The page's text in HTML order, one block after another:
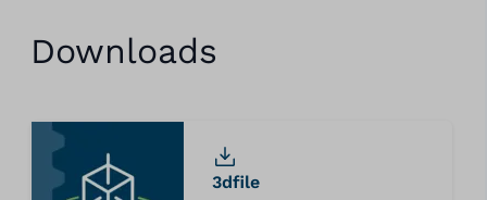
Downloads
3dfile